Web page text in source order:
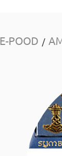
E-POOD /